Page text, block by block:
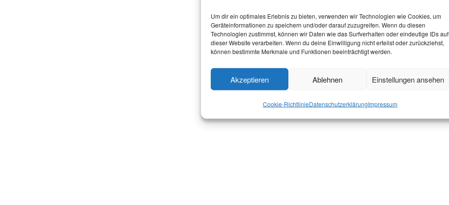
Um dir ein optimales Erlebnis zu bieten, verwenden wir Technologien wie Cookies, um
Geräteinformationen zu speichern und/oder darauf zuzugreifen. Wenn du diesen
Technologien zustimmst, können wir Daten wie das Surfverhalten oder eindeutige IDs auf
dieser Website verarbeiten. Wenn du deine Einwilligung nicht erteilst oder zurückziehst,
können bestimmte Merkmale und Funktionen beeinträchtigt werden.
Akzeptieren Ablehnen Einstellungen ansehen
Cookie-RichtlinieDatenschutzerklärungImpressum